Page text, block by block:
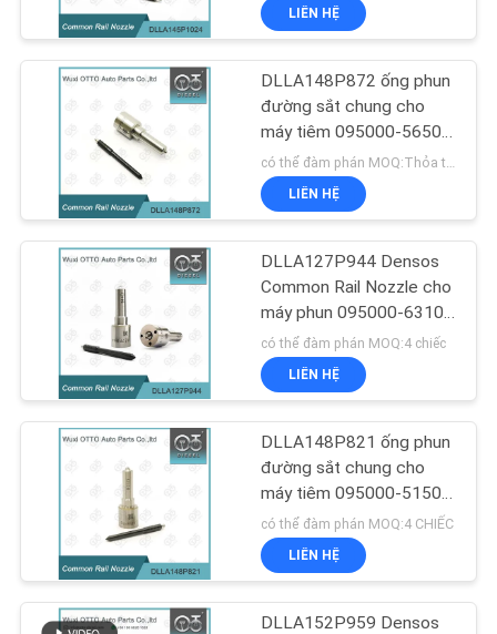
HỆ
VỚI
TIN
TỨC
TRƯỜNG
HỢP
TRANG
WEB
Vòi phun Siemens
Vdo
Vòi phun tia thông
dụng của Bosch
182
Vòi phun đường ray
thông thường
49
LIÊN HỆ
DLLA148P872 ống phun
đường sắt chung cho
máy tiêm 095000-5650 /
5655
có thể đàm phán MOQ:Thỏa thuận
LIÊN HỆ
DLLA127P944 Densos
Common Rail Nozzle cho
máy phun 095000-6310
RE546784/RE530362
có thể đàm phán MOQ:4 chiếc
LIÊN HỆ
DLLA148P821 ống phun
đường sắt chung cho
máy tiêm 095000-5150 /
7560 / RE524361 /
RE518726
có thể đàm phán MOQ:4 CHIẾC
LIÊN HỆ
DLLA152P959 Densos